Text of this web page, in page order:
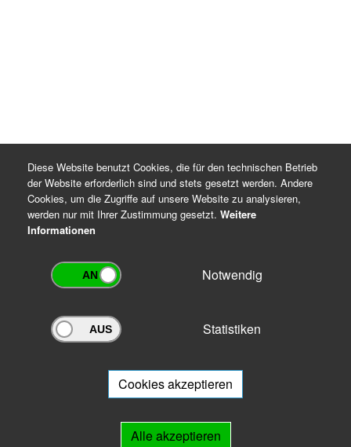
Archivportal Thüringen
Ihnen beratend zur Seite.
Diese Website benutzt Cookies, die für den technischen Betrieb
der Website erforderlich sind und stets gesetzt werden. Andere
Cookies, um die Zugriffe auf unsere Website zu analysieren,
werden nur mit Ihrer Zustimmung gesetzt. Weitere
Informationen
Notwendig
Statistiken
Cookies akzeptieren
Alle akzeptieren